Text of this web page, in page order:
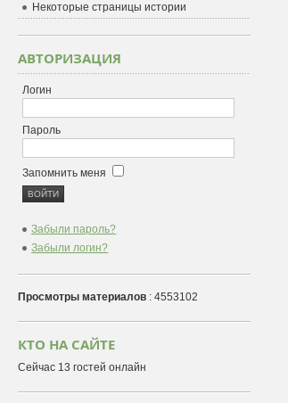
Некоторые страницы истории
АВТОРИЗАЦИЯ
Логин
Пароль
Запомнить меня
Забыли пароль?
Забыли логин?
Просмотры материалов : 4553102
КТО НА САЙТЕ
Сейчас 13 гостей онлайн